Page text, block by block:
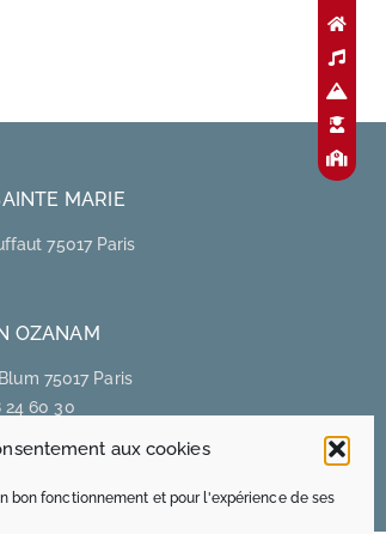
aux cookies
bon fonctionnement et pour l'expérience de ses
MARIE
75017 Paris
OZANAM
75017 Paris
24 60 30